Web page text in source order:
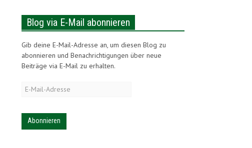
Blog via E-Mail abonnieren
Gib deine E-Mail-Adresse an, um diesen Blog zu
abonnieren und Benachrichtigungen über neue
Beiträge via E-Mail zu erhalten.
E-